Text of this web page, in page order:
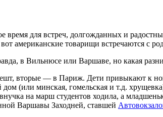
для встреч, долгожданных и
американские товарищи встречаются с
в Вильнюсе или Варшаве, но какая
вторые — в Париж. Дети привыкают к
(или минская, гомельская и т.д.
на марш студентов ходила, а
Варшавы Заходней, ставшей